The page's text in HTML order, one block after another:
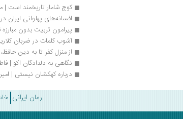
کوچ شامار تاريخمند است
افسانه‌های پهلوانی ایران در 4جلد
پیرامون تربیت بدون
آشوب کلمات در ضربان
از منزل کفر تا به دین
نگاهی به دلدادگان اکو |
درباره کهکشان نیستی |
رمان ایرانی